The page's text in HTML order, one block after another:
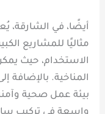
أيضًا، في الشارقة،
مثاليًا للمشاريع
الاستخدام، حيث
المناخية. بالإضافة
بيئة عمل صحية